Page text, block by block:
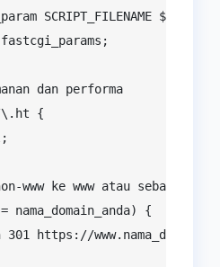
SCRIPT_FILENAME
dan performa
{
www ke www atau sebaliknya
nama_domain_anda) {
301 https://